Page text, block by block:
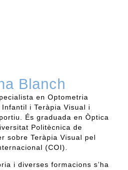
Blanch
en Optometria
i Teràpia Visual i
És graduada en Òptica
Politècnica de
sobre Teràpia Visual pel
(COI).
i diverses formacions s’ha